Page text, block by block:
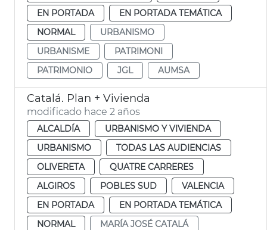
EN PORTADA
EN PORTADA TEMÁTICA
NORMAL
URBANISMO
URBANISME
PATRIMONI
PATRIMONIO
JGL AUMSA
Catalá. Plan + Vivienda
modificado hace 2 años
ALCALDÍA
URBANISMO Y VIVIENDA
URBANISMO
TODAS LAS AUDIENCIAS
OLIVERETA
QUATRE CARRERES
ALGIROS
POBLES SUD
VALENCIA
EN PORTADA
EN PORTADA TEMÁTICA
NORMAL
MARÍA JOSÉ CATALÁ